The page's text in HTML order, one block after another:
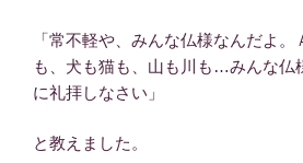
「常不軽や、みんな仏様なんだよ
も、犬も猫も、山も川も…みんな仏
に礼拝しなさい」
と教えました。